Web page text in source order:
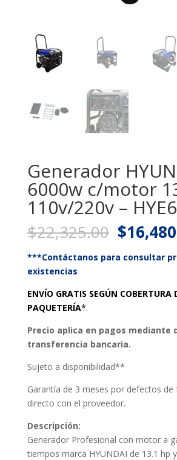
Generador
6000w c/motor
110v/220v –
$22,325.00 Original
price
was:
$
***Contáctanos para consultar
existencias
ENVÍO GRATIS SEGÚN COBERTURA
PAQUETERÍA*.
Precio aplica en pagos mediante
transferencia bancaria.
Sujeto a disponibilidad**
Garantía de 3 meses por defectos de
directo con el proveedor.
Descripción:
Generador Profesional con motor a
tiempos marca HYUNDAI de 13.1 hp